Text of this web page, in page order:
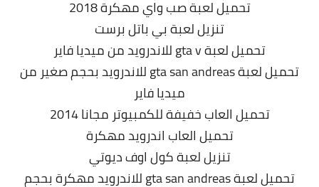
تحميل لعبة صب واي مهكرة 2018
تنزيل لعبة بي باتل برست
تحميل لعبة gta v للاندرويد من ميديا فاير
تحميل لعبة gta san andreas للاندرويد بحجم صغير من
ميديا فاير
تحميل العاب خفيفة للكمبيوتر مجانا 2014
تحميل العاب اندرويد مهكرة
تنزيل لعبة كول اوف ديوتي
تحميل لعبة gta san andreas للاندرويد مهكرة بحجم